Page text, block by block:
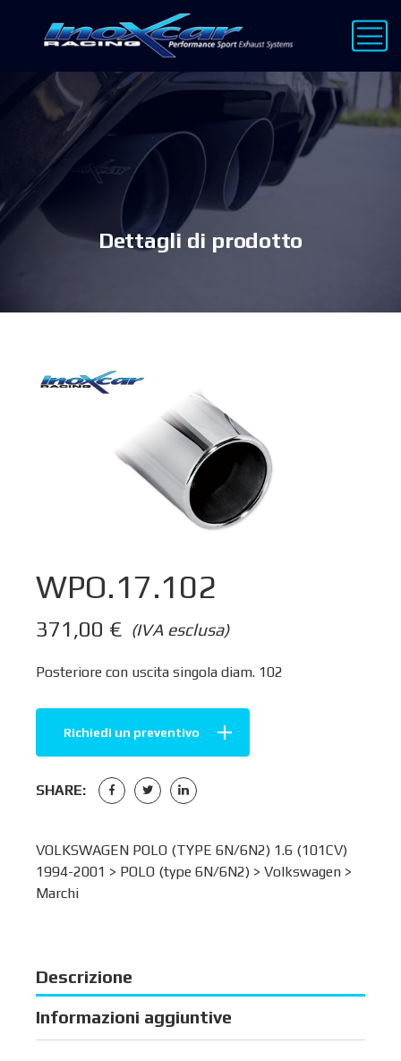
Dettagli di prodotto
WPO.17.102
(IVA esclusa)
371,00 €
Posteriore con uscita singola diam. 102
Richiedi un preventivo
SHARE:
VOLKSWAGEN POLO (TYPE 6N/6N2) 1.6 (101CV)
1994-2001 > POLO (type 6N/6N2) > Volkswagen >
Marchi
Descrizione
Informazioni aggiuntive